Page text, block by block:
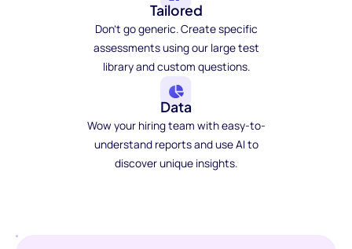
Tailored
Don't go generic. Create specific
assessments using our large test
library and custom questions.
Data
Wow your hiring team with easy-to-
understand reports and use AI to
discover unique insights.